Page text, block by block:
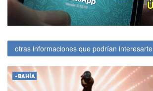
otras informaciones que podrían interesarte
-BAHÍA